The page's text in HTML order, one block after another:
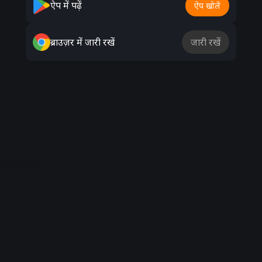
ऐप में पढ़ें ऐप खोलें
ब्राउज़र में जारी रखें जारी रखें